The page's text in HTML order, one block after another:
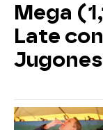
Mega
Late
Jugones